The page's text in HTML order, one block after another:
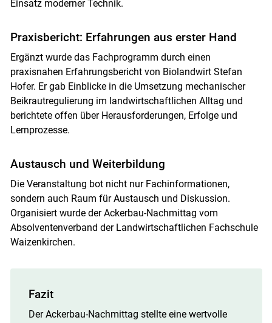
Einsatz moderner Technik.
Praxisbericht: Erfahrungen aus erster Hand
Ergänzt wurde das Fachprogramm durch einen
praxisnahen Erfahrungsbericht von Biolandwirt Stefan
Hofer. Er gab Einblicke in die Umsetzung mechanischer
Beikrautregulierung im landwirtschaftlichen Alltag und
berichtete offen über Herausforderungen, Erfolge und
Lernprozesse.
Austausch und Weiterbildung
Die Veranstaltung bot nicht nur Fachinformationen,
sondern auch Raum für Austausch und Diskussion.
Organisiert wurde der Ackerbau-Nachmittag vom
Absolventenverband der Landwirtschaftlichen Fachschule
Waizenkirchen.
Fazit
Der Ackerbau-Nachmittag stellte eine wertvolle